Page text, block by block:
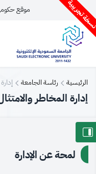
تجريبية موقع
الرئيسية رئاسة الجامعة
إدارة المخاطر
لمحة عن الإدارة